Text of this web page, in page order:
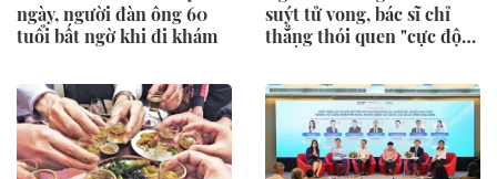
ngày, người đàn ông 60
tuổi bất ngờ khi đi khám
suýt tử vong, bác sĩ chỉ
thẳng thói quen "cực độc"